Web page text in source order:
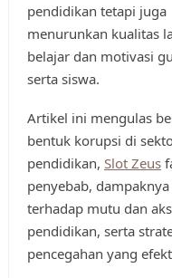
pendidikan tetapi juga
menurunkan kualitas
belajar dan motivasi
serta siswa.
Artikel ini mengulas
bentuk korupsi di
pendidikan, Slot Zeus
penyebab, dampaknya
terhadap mutu dan
pendidikan, serta
pencegahan yang